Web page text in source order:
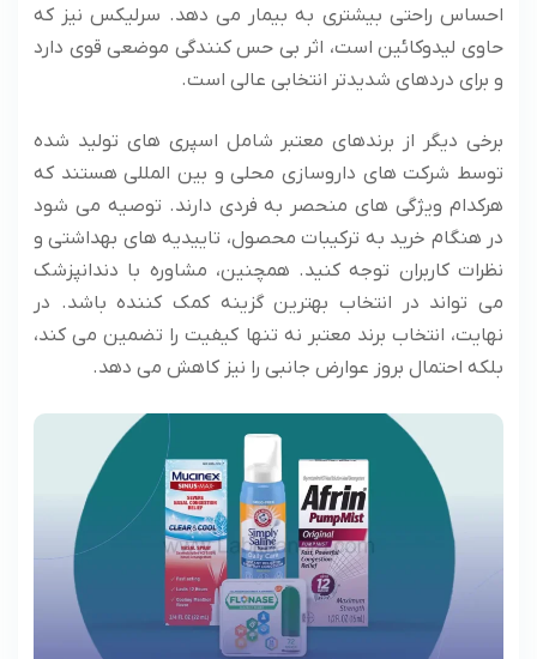
احساس راحتی بیشتری به بیمار می ‌دهد. سرلیکس نیز که
حاوی لیدوکائین است، اثر بی‌ حس‌ کنندگی موضعی قوی دارد
و برای دردهای شدیدتر انتخابی عالی است.
برخی دیگر از برندهای معتبر شامل اسپری ‌های تولید شده
توسط شرکت‌ های داروسازی محلی و بین ‌المللی هستند که
هرکدام ویژگی‌ های منحصر به ‌فردی دارند. توصیه می ‌شود
در هنگام خرید به ترکیبات محصول، تاییدیه ‌های بهداشتی و
نظرات کاربران توجه کنید. همچنین، مشاوره با دندانپزشک
می ‌تواند در انتخاب بهترین گزینه کمک‌ کننده باشد. در
نهایت، انتخاب برند معتبر نه ‌تنها کیفیت را تضمین می ‌کند،
بلکه احتمال بروز عوارض جانبی را نیز کاهش می ‌دهد.